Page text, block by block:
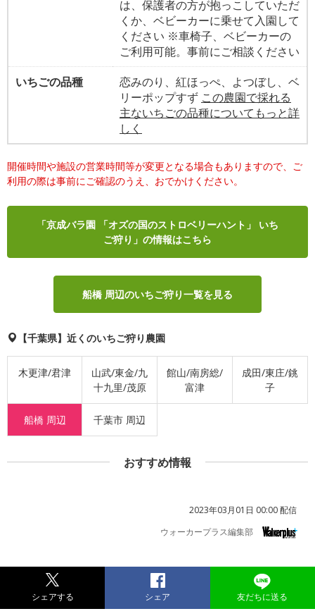
は、保護者の方が抱っこしていただ
くか、ベビーカーに乗せて入園して
ください ※車椅子、ベビーカーの
ご利用可能。事前にご相談ください
いちごの品種
恋みのり、紅ほっぺ、よつぼし、ベ
リーポップすず この農園で採れる
主ないちごの品種についてもっと詳
しく
開催時間や施設の営業時間等が変更となる場合もありますので、ご
利用の際は事前にご確認のうえ、おでかけください。
「京成バラ園 「オズの国のストロベリーハント」 いち
ご狩り」の情報はこちら
船橋 周辺のいちご狩り一覧を見る
【千葉県】近くのいちご狩り農園
木更津/君津
山武/東金/九
十九里/茂原
館山/南房総/
富津
成田/東庄/銚
子
船橋 周辺 千葉市 周辺
おすすめ情報
2023年03月01日 00:00 配信
ウォーカープラス編集部
シェアする シェア 友だちに送る